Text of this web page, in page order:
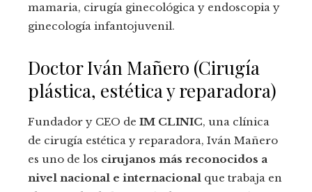
mamaria, cirugía ginecológica y endoscopia y
ginecología infantojuvenil.
Doctor Iván Mañero (Cirugía
plástica, estética y reparadora)
Fundador y CEO de IM CLINIC, una clínica
de cirugía estética y reparadora, Iván Mañero
es uno de los cirujanos más reconocidos a
nivel nacional e internacional que trabaja en